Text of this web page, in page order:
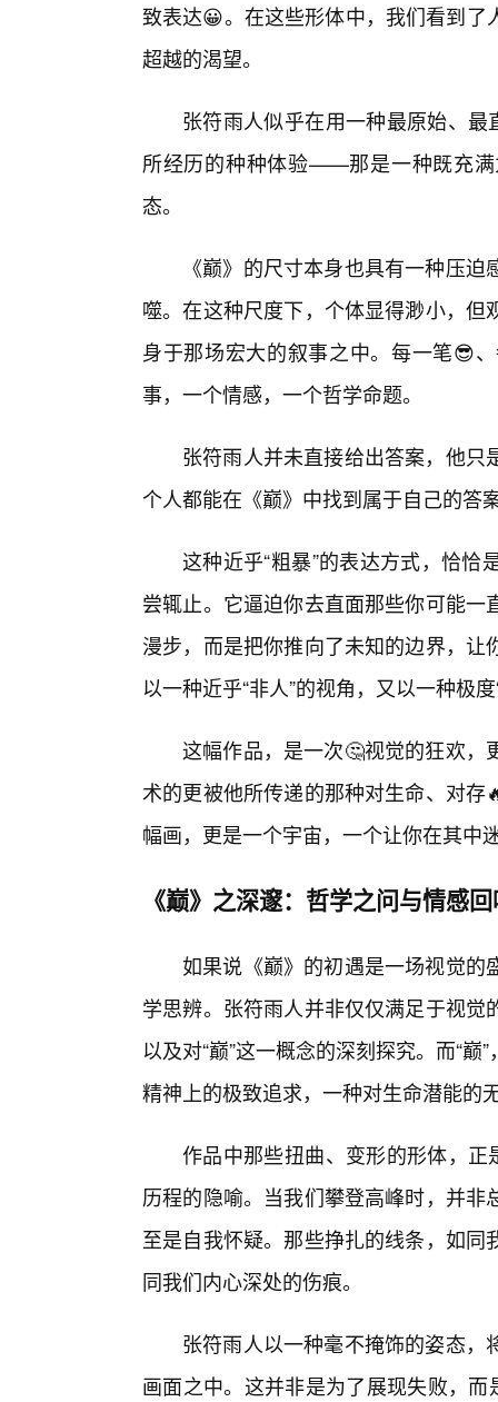
致表达😀。在这些形体中，我们看到
超越的渴望。
张符雨人似乎在用一种最原始、最
所经历的种种体验——那是一种既充
态。
《巅》的尺寸本身也具有一种压
噬。在这种尺度下，个体显得渺小，
身于那场宏大的叙事之中。每一笔😎
事，一个情感，一个哲学命题。
张符雨人并未直接给出答案，他
个人都能在《巅》中找到属于自己的答
这种近乎“粗暴”的表达方式，恰
尝辄止。它逼迫你去直面那些你可能
漫步，而是把你推向了未知的边界，
以一种近乎“非人”的视角，又以一种极
这幅作品，是一次🤔视觉的狂欢，
术的更被他所传递的那种对生命、对
幅画，更是一个宇宙，一个让你在其中
《巅》之深邃：哲学之问与情感
如果说《巅》的初遇是一场视觉的
学思辨。张符雨人并非仅仅满足于视
以及对“巅”这一概念的深刻探究。而“
精神上的极致追求，一种对生命潜能的
作品中那些扭曲、变形的形体，正
历程的隐喻。当我们攀登高峰时，并
至是自我怀疑。那些挣扎的线条，如
同我们内心深处的伤痕。
张符雨人以一种毫不掩饰的姿态
画面之中。这并非是为了展现失败，